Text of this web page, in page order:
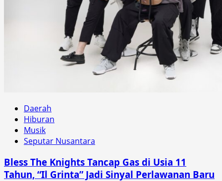
Daerah
Hiburan
Musik
Seputar Nusantara
Bless The Knights Tancap Gas di Usia 11
Tahun, “Il Grinta” Jadi Sinyal Perlawanan Baru